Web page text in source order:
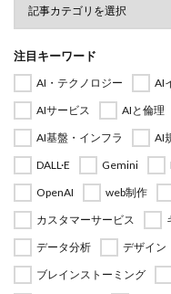
注目キーワード
AI・テクノロジー AI
AIサービス
AIと倫理
AI基盤・インフラ
AI
DALL·E
Gemini
OpenAI
web制作
カスタマーサービス
データ分析
デザイン
ブレインストーミング